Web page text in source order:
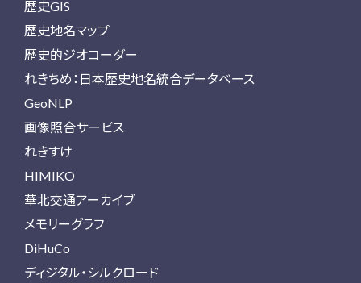
歴史GIS
歴史地名マップ
歴史的ジオコーダー
れきちめ：日本歴史地名統合データベース
GeoNLP
画像照合サービス
れきすけ
HIMIKO
華北交通アーカイブ
メモリーグラフ
DiHuCo
ディジタル・シルクロード